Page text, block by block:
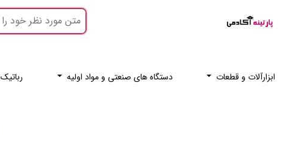
ابزارآلات و قطعات دستگاه های صنعتی و مواد اولیه رباتیک